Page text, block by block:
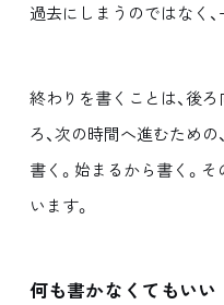
過去にしまうのではなく
終わりを書くことは、後
ろ、次の時間へ進むため
書く。始まるから書く。
います。
何も書かなくてもいい